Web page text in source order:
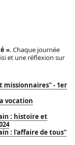
». Chaque journée
et une réflexion sur
missionnaires" - 1er
vocation
: histoire et
: l'affaire de tous"